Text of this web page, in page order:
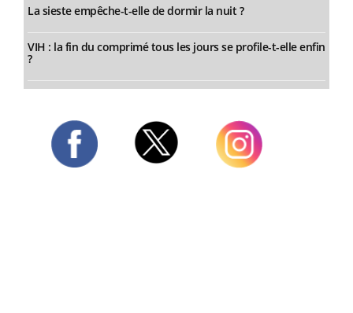
La sieste empêche-t-elle de dormir la nuit ?
VIH : la fin du comprimé tous les jours se profile-t-elle enfin
?